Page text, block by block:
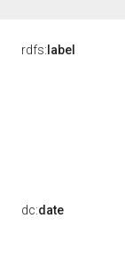
rdfs: label
dc:date